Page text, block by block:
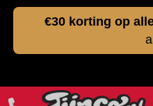
€30 korting op